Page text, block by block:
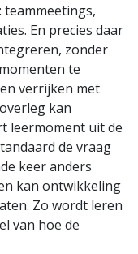
teammeetings,
En precies daar
zonder
te
verrijken met
kan
leermoment uit de
de vraag
keer anders
kan ontwikkeling
Zo wordt leren
van hoe de